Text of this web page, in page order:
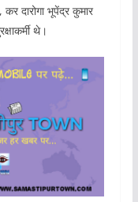
दारोगा भूपेंद्र कुमार
थे।